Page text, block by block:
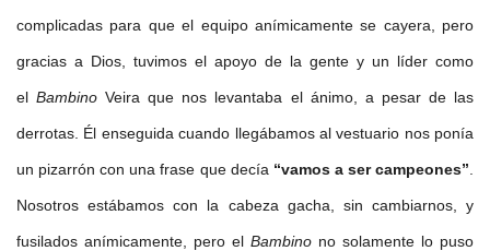
complicadas para que el equipo anímicamente se cayera, pero
gracias a Dios, tuvimos el apoyo de la gente y un líder como
elBambinoVeira que nos levantaba el ánimo, a pesar de las
derrotas. Él enseguida cuando llegábamos al vestuario nos ponía
un pizarrón con una frase que decía “vamos a ser campeones”
Nosotros estábamos con la cabeza gacha, sin cambiarnos, y
fusilados anímicamente, pero el Bambino no solamente lo puso